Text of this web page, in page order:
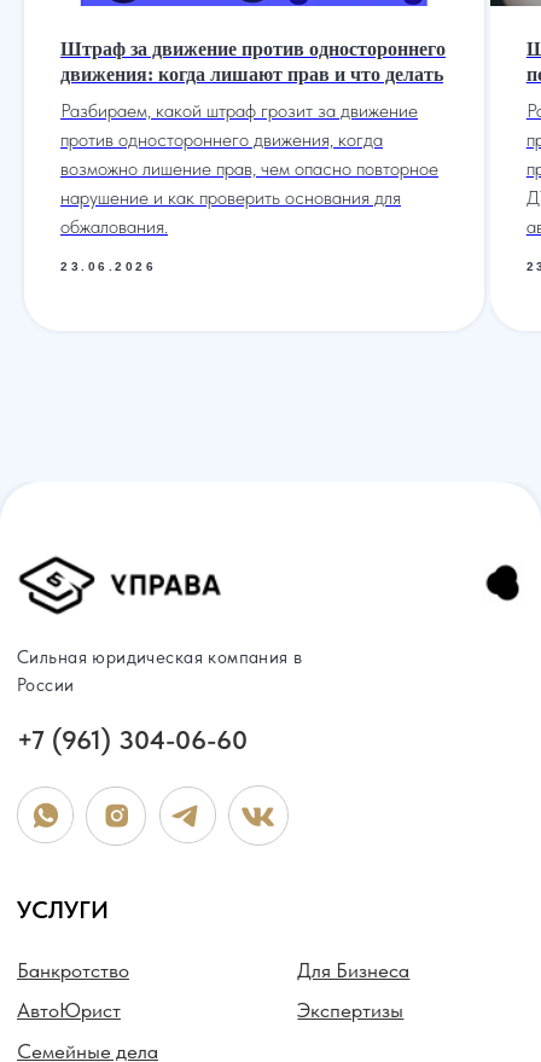
Штраф за движение против одностороннего
движения: когда лишают прав и что делать
Разбираем, какой штраф грозит за движение
против одностороннего движения, когда
возможно лишение прав, чем опасно повторное
нарушение и как проверить основания для
обжалования.
23.06.2026